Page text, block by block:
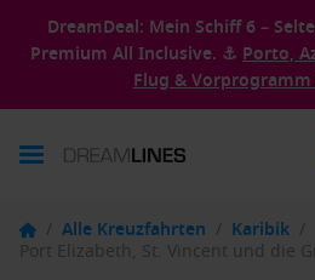
DreamDeal: Mein Schiff 6 –
Premium All Inclusive. ⚓ Porto,
Flug & Vorprogramm
/ Alle Kreuzfahrten / Karibik /
Port Elizabeth, St. Vincent und die